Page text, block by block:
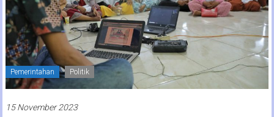
Pemerintahan Politik
15 November 2023